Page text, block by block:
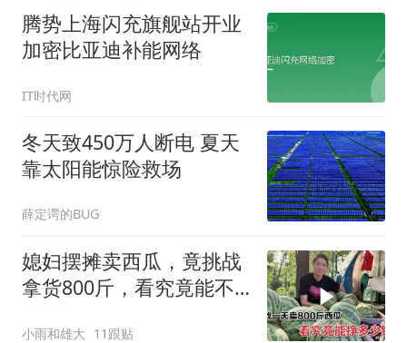
腾势上海闪充旗舰站开业
加密比亚迪补能网络
IT时代网
冬天致450万人断电 夏天
靠太阳能惊险救场
薛定谔的BUG
媳妇摆摊卖西瓜，竟挑战
拿货800斤，看究竟能不
小雨和雄大 11跟贴